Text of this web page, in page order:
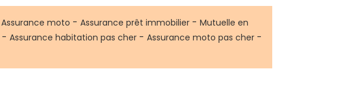
Assurance moto - Assurance prêt immobilier - Mutuelle en
- Assurance habitation pas cher - Assurance moto pas cher -